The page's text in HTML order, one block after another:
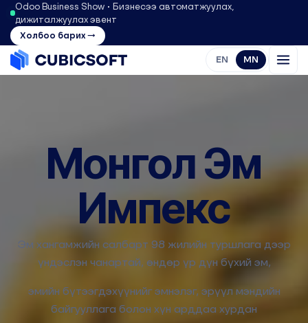
Odoo Business Show • Бизнесээ автоматжуулах,
дижиталжуулах эвент
Холбоо барих →
EN MN
Монгол Эм
Импекс
Эм хангамжийн салбарт 98 жилийн туршлага дээр
үндэслэн чанартай, өндөр үр дүн бүхий эм,
эмийн бүтээгдэхүүнийг эмнэлэг, эрүүл мэндийн
байгууллага болон хүн арддаа хурдан